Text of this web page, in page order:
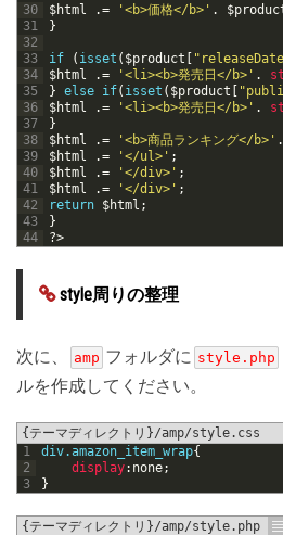
30
31
32
33
34
35
36
37
38
39
40
41
42
43
44
$html
.= '<b>価格</b>' .
}
if ( isset ( $product [
$html
.= '<li><b>発売日</b>' .
} else if( isset ( $product [
$html
.= '<li><b>発売日</b>' .
}
$html
.= '<b>商品ランキング</b>' .
$html
.= '</ul>' ;
$html
.= '</div>' ;
$html
.= '</div>' ;
return $html ;
}
?>
style周りの整理
次に、 amp フォルダに style.php
ルを作成してください。
{テーマディレクトリ}/amp/style.css
1
2
3
div.amazon_item_wrap{
display: none;
}
{テーマディレクトリ}/amp/style.php